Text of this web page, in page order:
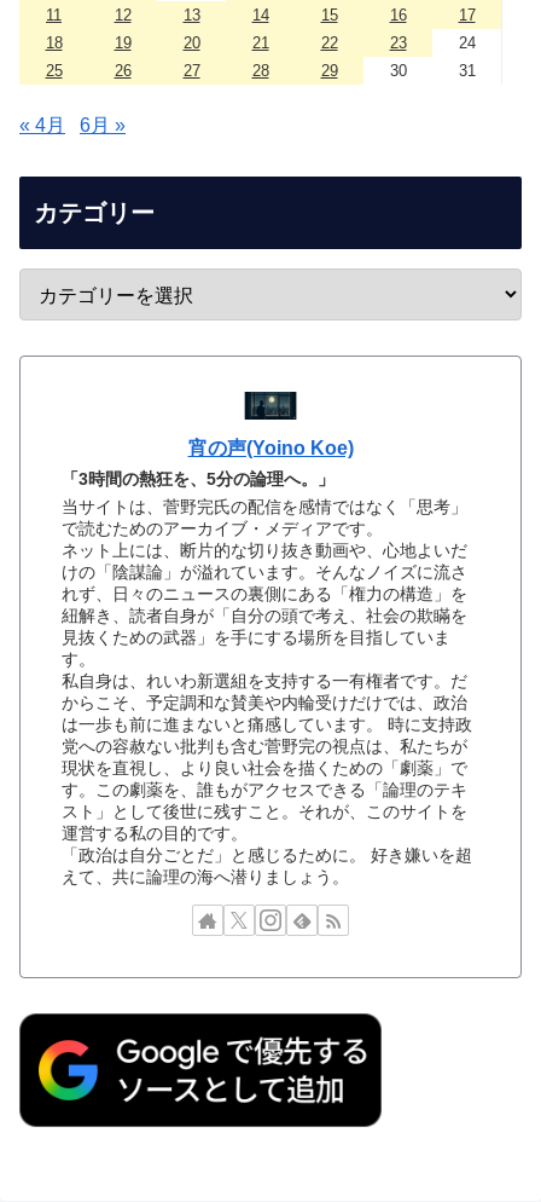
11
12 13 14 15 16
17
18
19 20 21 22 23
24
25
26 27 28 29 30 31
« 4月 6月 »
カテゴリー
宵の声(Yoino Koe)
「3時間の熱狂を、5分の論理へ。」
当サイトは、菅野完氏の配信を感情ではなく「思考」
で読むためのアーカイブ・メディアです。
ネット上には、断片的な切り抜き動画や、心地よいだ
けの「陰謀論」が溢れています。そんなノイズに流さ
れず、日々のニュースの裏側にある「権力の構造」を
紐解き、読者自身が「自分の頭で考え、社会の欺瞞を
見抜くための武器」を手にする場所を目指していま
す。
私自身は、れいわ新選組を支持する一有権者です。だ
からこそ、予定調和な賛美や内輪受けだけでは、政治
は一歩も前に進まないと痛感しています。 時に支持政
党への容赦ない批判も含む菅野完の視点は、私たちが
現状を直視し、より良い社会を描くための「劇薬」で
す。この劇薬を、誰もがアクセスできる「論理のテキ
スト」として後世に残すこと。それが、このサイトを
運営する私の目的です。
「政治は自分ごとだ」と感じるために。 好き嫌いを超
えて、共に論理の海へ潜りましょう。